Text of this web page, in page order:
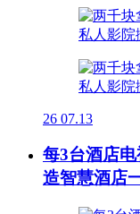
26 07.13
每3台酒店
造智慧酒店